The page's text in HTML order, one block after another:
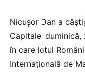
Nicușor Dan a
Capitalei duminică,
în care lotul
Internațională de